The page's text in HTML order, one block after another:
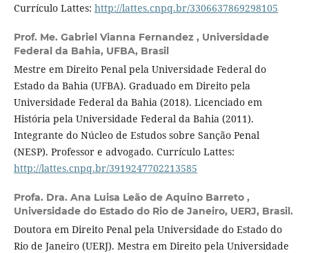
Currículo Lattes: http://lattes.cnpq.br/3306637869298105
Prof. Me. Gabriel Vianna Fernandez , Universidade
Federal da Bahia, UFBA, Brasil
Mestre em Direito Penal pela Universidade Federal do
Estado da Bahia (UFBA). Graduado em Direito pela
Universidade Federal da Bahia (2018). Licenciado em
História pela Universidade Federal da Bahia (2011).
Integrante do Núcleo de Estudos sobre Sanção Penal
(NESP). Professor e advogado. Currículo Lattes:
http://lattes.cnpq.br/3919247702213585
Profa. Dra. Ana Luisa Leão de Aquino Barreto ,
Universidade do Estado do Rio de Janeiro, UERJ, Brasil.
Doutora em Direito Penal pela Universidade do Estado do
Rio de Janeiro (UERJ). Mestra em Direito pela Universidade